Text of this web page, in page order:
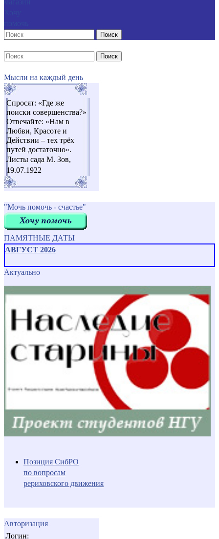
Поиск
Поиск
Мысли на каждый день
Спросят: «Где же
поиски совершенства?»
Отвечайте: «Нам в
Любви, Красоте и
Действии – тех трёх
путей достаточно».
Листы сада М. Зов,
19.07.1922
"Мочь помочь - счастье"
ПАМЯТНЫЕ ДАТЫ
АВГУСТ 2026
Актуально
Позиция СибРО
по вопросам
рериховского движения
Авторизация
Логин: